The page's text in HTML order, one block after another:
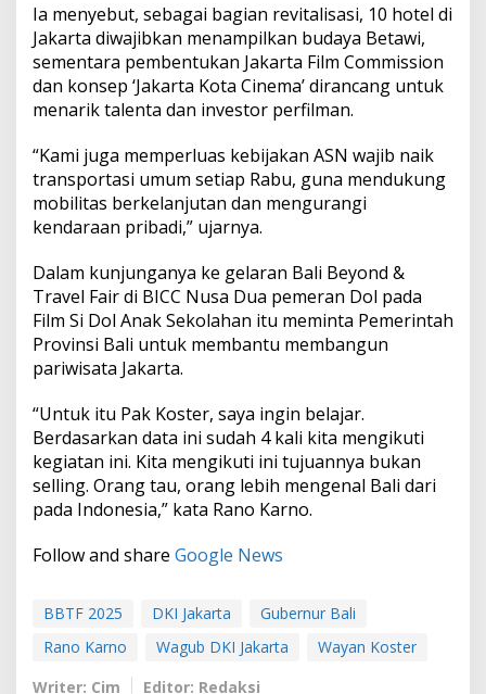
Ia menyebut, sebagai bagian revitalisasi, 10 hotel di
Jakarta diwajibkan menampilkan budaya Betawi,
sementara pembentukan Jakarta Film Commission
dan konsep ‘Jakarta Kota Cinema’ dirancang untuk
menarik talenta dan investor perfilman.
“Kami juga memperluas kebijakan ASN wajib naik
transportasi umum setiap Rabu, guna mendukung
mobilitas berkelanjutan dan mengurangi
kendaraan pribadi,” ujarnya.
Dalam kunjunganya ke gelaran Bali Beyond &
Travel Fair di BICC Nusa Dua pemeran Dol pada
Film Si Dol Anak Sekolahan itu meminta Pemerintah
Provinsi Bali untuk membantu membangun
pariwisata Jakarta.
“Untuk itu Pak Koster, saya ingin belajar.
Berdasarkan data ini sudah 4 kali kita mengikuti
kegiatan ini. Kita mengikuti ini tujuannya bukan
selling. Orang tau, orang lebih mengenal Bali dari
pada Indonesia,” kata Rano Karno.
Follow and share Google News
BBTF 2025 DKI Jakarta
Gubernur Bali
Rano Karno
Wagub DKI Jakarta
Wayan Koster
Writer: Cim
Editor: Redaksi